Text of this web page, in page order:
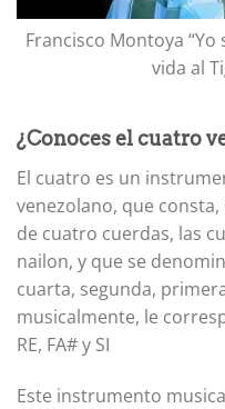
Francisco Montoya “Yo
vida al
¿Conoces el cuatro
El cuatro es un
venezolano, que
de cuatro cuerdas, las
nailon, y que se
cuarta, segunda,
musicalmente, le
RE, FA# y SI
Este instrumento